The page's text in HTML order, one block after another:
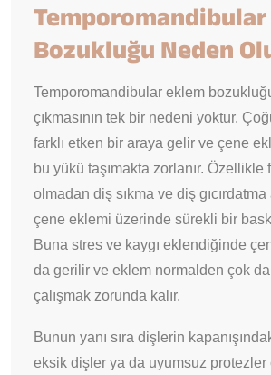
Temporomandibular
Bozukluğu Neden
Temporomandibular eklem
çıkmasının tek bir nedeni yoktur.
farklı etken bir araya gelir ve çene
bu yükü taşımakta zorlanır. Özellikle
olmadan diş sıkma ve diş gıcırdatma
çene eklemi üzerinde sürekli bir
Buna stres ve kaygı eklendiğinde
da gerilir ve eklem normalden çok
çalışmak zorunda kalır.
Bunun yanı sıra dişlerin
eksik dişler ya da uyumsuz